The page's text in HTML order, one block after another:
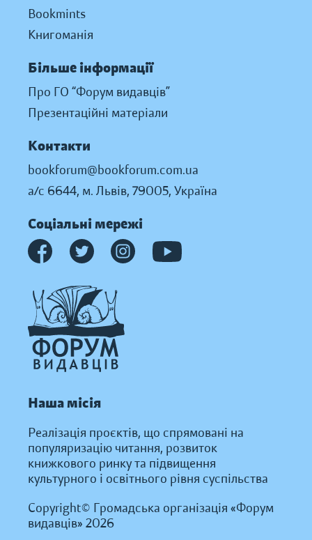
Bookmints
Книгоманія
Більше інформації
Про ГО “Форум видавців”
Презентаційні матеріали
Контакти
bookforum@bookforum.com.ua
а/с 6644, м. Львів, 79005, Україна
Соціальні мережі
Наша місія
Реалізація проєктів, що спрямовані на
популяризацію читання, розвиток
книжкового ринку та підвищення
культурного і освітнього рівня суспільства
Copyright© Громадська організація «Форум
видавців» 2026